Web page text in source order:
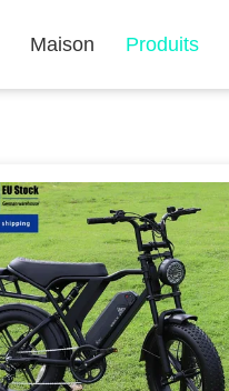
Maison Produits